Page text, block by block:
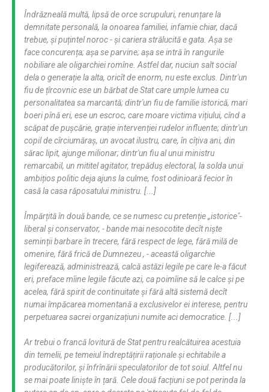
Îndrăzneală multă, lipsă de orce scrupuluri, renunțare la
demnitate personală, la onoarea familiei, infamie chiar, dacă
trebue, și puțintel noroc - și cariera strălucită e gata. Așa se
face concurența; așa se parvine; așa se intră în rangurile
nobiliare ale oligarchiei romîne. Astfel dar, nuciun salt social
dela o generație la alta, oricît de enorm, nu este exclus. Dintr'un
fiu de țîrcovnic ese un bărbat de Stat care umple lumea cu
personalitatea sa marcantă; dintr'un fiu de familie istorică, mari
boeri pînă eri, ese un escroc, care moare victima vițiului, cînd a
scăpat de pușcărie, grație intervenției rudelor influente; dintr'un
copil de cîrciumăraș, un avocat ilustru, care, în cîțiva ani, din
sărac lipit, ajunge milionar; dintr'un fiu al unui ministru
remarcabil, un mititel agitator, trepăduș electoral, la solda unui
ambițios politic deja ajuns la culme, fost odinioară fecior în
casă la casa răposatului ministru. [...]
Împărțită în două bande, ce se numesc cu pretenție „istorice"-
liberal și conservator, - bande mai nesocotite decît niște
seminții barbare în trecere, fără respect de lege, fără milă de
omenire, fără frică de Dumnezeu , - această oligarchie
legiferează, administrează, calcă astăzi legile pe care le-a făcut
eri, preface mîine legile făcute azi, ca poimîine să le calce și pe
acelea, fără spirit de continuitate și fără altă sistemă decît
numai împăcarea momentană a exclusivelor ei interese, pentru
perpetuarea sacrei organizațiuni numite aci democratice. [...]
Ar trebui o francă lovitură de Stat pentru realcătuirea acestuia
din temelii, pe temeiul îndreptățirii raționale și echitabile a
producătorilor, și înfrînării speculatorilor de tot soiul. Altfel nu
se mai poate liniște în țară. Cele două facțiuni se pot perinda la